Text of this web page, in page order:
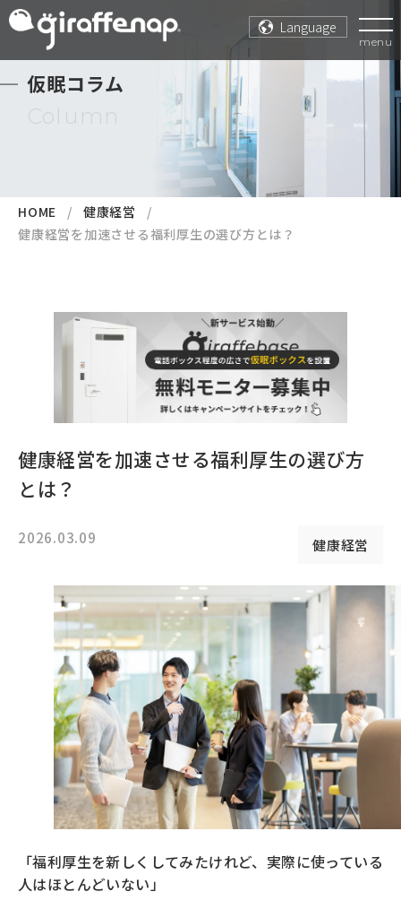
Language
menu
仮眠コラム
Column
HOME
健康経営
健康経営を加速させる福利厚生の選び方とは？
健康経営を加速させる福利厚生の選び方
とは？
2026.03.09 健康経営
「福利厚生を新しくしてみたけれど、実際に使っている
人はほとんどいない」